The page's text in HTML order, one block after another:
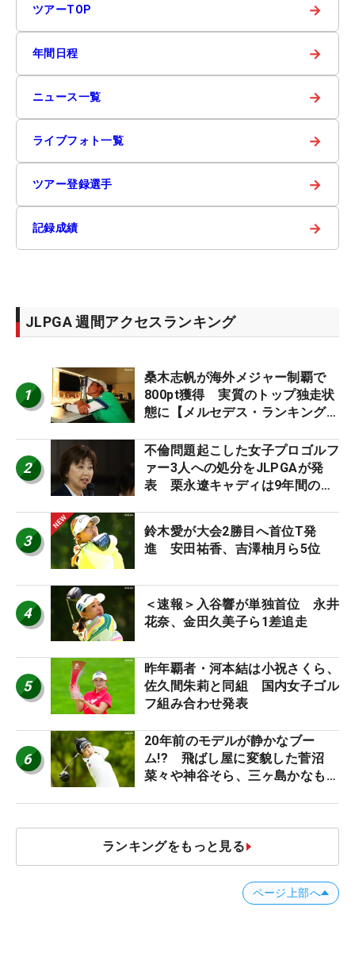
ツアーTOP →
年間日程 →
ニュース一覧 →
ライブフォト一覧 →
ツアー登録選手 →
記録成績 →
JLPGA 週間アクセスランキング
1
桑木志帆が海外メジャー制覇で
800pt獲得 実質のトップ独走状
態に【メルセデス・ランキング番
2
不倫問題起こした女子プロゴルフ
ァー3人への処分をJLPGAが発
表 栗永遼キャディは9年間の立
3
鈴木愛が大会2勝目へ首位T発
進 安田祐香、吉澤柚月ら5位
4
＜速報＞入谷響が単独首位 永井
花奈、金田久美子ら1差追走
5
昨年覇者・河本結は小祝さくら、
佐久間朱莉と同組 国内女子ゴル
フ組み合わせ発表
6
20年前のモデルが静かなブー
ム!? 飛ばし屋に変貌した菅沼
菜々や神谷そら、三ヶ島かなも使
ランキングをもっと見る
ページ上部へ